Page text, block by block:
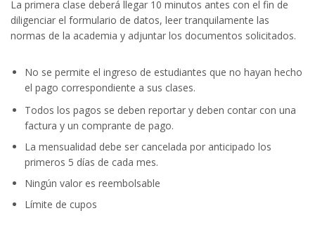
La primera clase deberá llegar 10 minutos antes con el fin de
diligenciar el formulario de datos, leer tranquilamente las
normas de la academia y adjuntar los documentos solicitados.
No se permite el ingreso de estudiantes que no hayan hecho
el pago correspondiente a sus clases.
Todos los pagos se deben reportar y deben contar con una
factura y un comprante de pago.
La mensualidad debe ser cancelada por anticipado los
primeros 5 días de cada mes.
Ningún valor es reembolsable
Límite de cupos